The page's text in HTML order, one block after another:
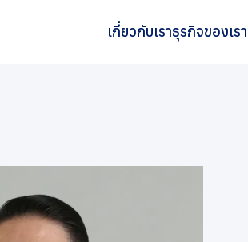
เกี่ยวกับเราธุรกิจของเรา